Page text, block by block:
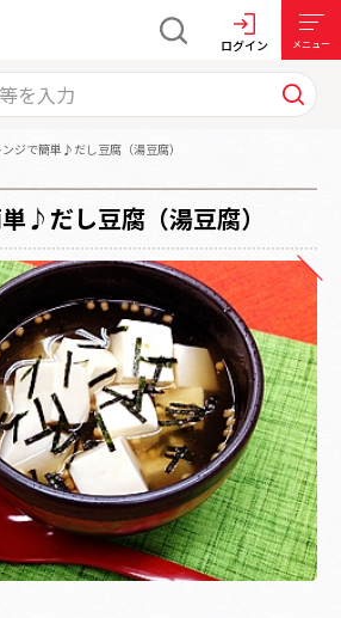
ログイン メニュー
ンジで簡単♪だし豆腐（湯豆腐）
♪だし豆腐（湯豆腐）